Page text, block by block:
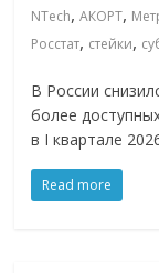
NTech,АКОРТ,
Росстат, стейки,
В России
более
в I квартале
Read more